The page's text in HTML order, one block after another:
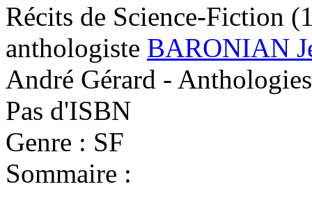
Récits de Science-Fiction
anthologiste BARONIAN
André Gérard -
Pas d'ISBN
Genre : SF
Sommaire :